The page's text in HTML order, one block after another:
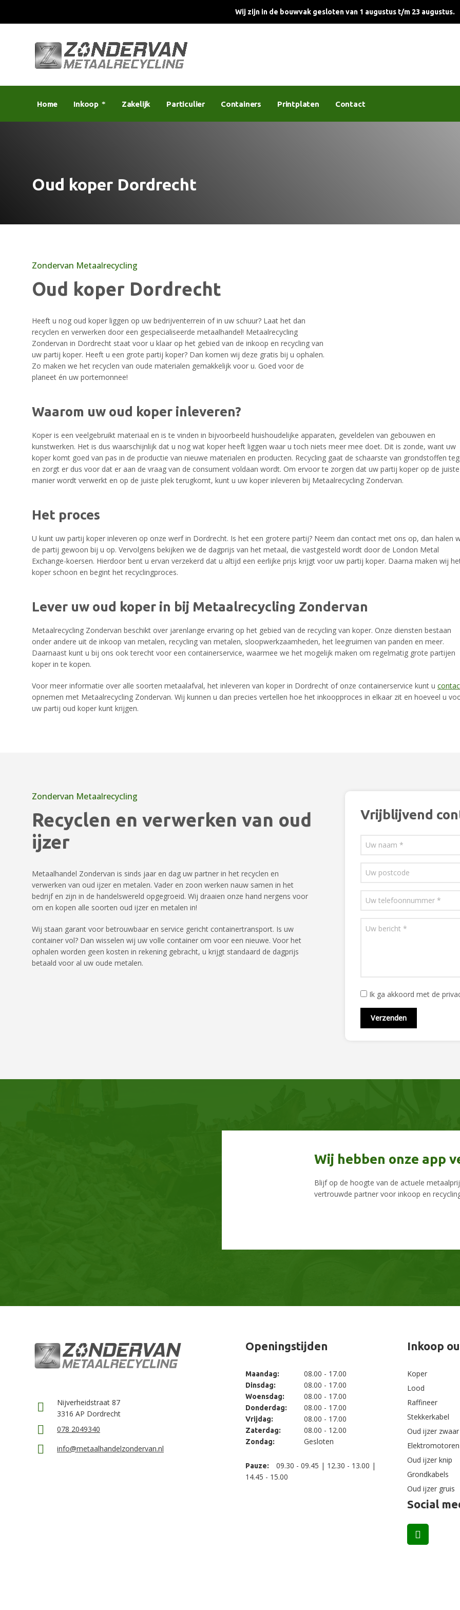
Wij zijn in de bouwvak gesloten van 1 augustus t/m 23 augustus.
Home Inkoop Zakelijk Particulier Containers Printplaten Contact
Oud koper Dordrecht
Zondervan Metaalrecycling
Oud koper Dordrecht
Heeft u nog oud koper liggen op uw bedrijventerrein of in uw schuur? Laat het dan
recyclen en verwerken door een gespecialiseerde metaalhandel! Metaalrecycling
Zondervan in Dordrecht staat voor u klaar op het gebied van de inkoop en recycling van
uw partij koper. Heeft u een grote partij koper? Dan komen wij deze gratis bij u ophalen.
Zo maken we het recyclen van oude materialen gemakkelijk voor u. Goed voor de
planeet én uw portemonnee!
Waarom uw oud koper inleveren?
Koper is een veelgebruikt materiaal en is te vinden in bijvoorbeeld huishoudelijke apparaten, geveldelen van gebouwen en
kunstwerken. Het is dus waarschijnlijk dat u nog wat koper heeft liggen waar u toch niets meer mee doet. Dit is zonde, want uw
koper komt goed van pas in de productie van nieuwe materialen en producten. Recycling gaat de schaarste van grondstoffen
en zorgt er dus voor dat er aan de vraag van de consument voldaan wordt. Om ervoor te zorgen dat uw partij koper op de juiste
manier wordt verwerkt en op de juiste plek terugkomt, kunt u uw koper inleveren bij Metaalrecycling Zondervan.
Het proces
U kunt uw partij koper inleveren op onze werf in Dordrecht. Is het een grotere partij? Neem dan contact met ons op, dan halen
de partij gewoon bij u op. Vervolgens bekijken we de dagprijs van het metaal, die vastgesteld wordt door de London Metal
Exchange-koersen. Hierdoor bent u ervan verzekerd dat u altijd een eerlijke prijs krijgt voor uw partij koper. Daarna maken wij
koper schoon en begint het recyclingproces.
Lever uw oud koper in bij Metaalrecycling Zondervan
Metaalrecycling Zondervan beschikt over jarenlange ervaring op het gebied van de recycling van koper. Onze diensten bestaan
onder andere uit de inkoop van metalen, recycling van metalen, sloopwerkzaamheden, het leegruimen van panden en meer.
Daarnaast kunt u bij ons ook terecht voor een containerservice, waarmee we het mogelijk maken om regelmatig grote partijen
koper in te kopen.
Voor meer informatie over alle soorten metaalafval, het inleveren van koper in Dordrecht of onze containerservice kunt u
opnemen met Metaalrecycling Zondervan. Wij kunnen u dan precies vertellen hoe het inkoopproces in elkaar zit en hoeveel u
uw partij oud koper kunt krijgen.
Zondervan Metaalrecycling
Recyclen en verwerken van oud
ijzer
Metaalhandel Zondervan is sinds jaar en dag uw partner in het recyclen en
verwerken van oud ijzer en metalen. Vader en zoon werken nauw samen in het
bedrijf en zijn in de handelswereld opgegroeid. Wij draaien onze hand nergens voor
om en kopen alle soorten oud ijzer en metalen in!
Wij staan garant voor betrouwbaar en service gericht containertransport. Is uw
container vol? Dan wisselen wij uw volle container om voor een nieuwe. Voor het
ophalen worden geen kosten in rekening gebracht, u krijgt standaard de dagprijs
betaald voor al uw oude metalen.
Vrijblijvend
Ik ga akkoord met de
Wij hebben onze app
Blijf op de hoogte van de actuele
vertrouwde partner voor inkoop en
Nijverheidstraat 87
3316 AP Dordrecht
078 2049340
info@metaalhandelzondervan.nl
Openingstijden
Maandag: 08.00 - 17.00
Dinsdag: 08.00 - 17.00
Woensdag: 08.00 - 17.00
Donderdag: 08.00 - 17.00
Vrijdag: 08.00 - 17.00
Zaterdag: 08.00 - 12.00
Zondag: Gesloten
Pauze:
09.30 - 09.45 | 12.30 - 13.00 |
14.45 - 15.00
Inkoop
Koper
Lood
Raffineer
Stekkerkabel
Oud ijzer zwaar
Elektromotoren
Oud ijzer knip
Grondkabels
Oud ijzer gruis
Social